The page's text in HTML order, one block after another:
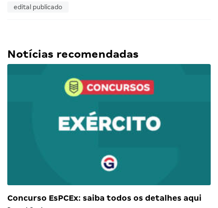
edital publicado
Notícias recomendadas
Concurso EsPCEx: saiba todos os detalhes aqui